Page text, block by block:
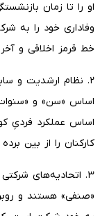
او را تا زمان
وفاداری خود را به
خط قرمز اخلاقی و
اساس «سن» و
اساس عملکرد فردیِ
کارکنان را از بین
«صنفی» هستند و